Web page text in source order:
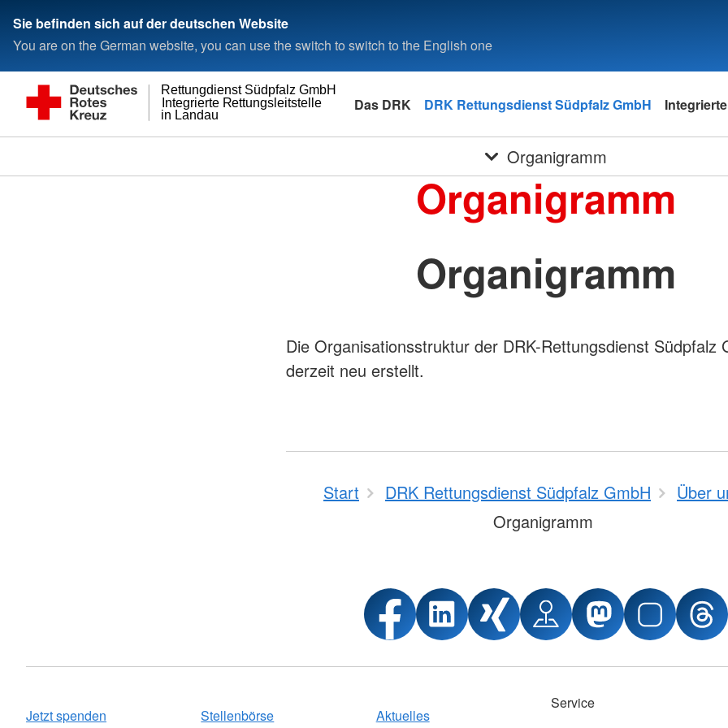
Sie befinden sich auf der deutschen Website
You are on the German website, you can use the switch to switch to the English one
in Landau
Integrierte Rettungsleitstelle
Rettungdienst Südpfalz GmbH
Das DRK DRK Rettungsdienst Südpfalz GmbH
Organigramm
Organigramm
Organigramm
Die Organisationsstruktur der DRK-Rettungsdienst Südpfalz
derzeit neu erstellt.
Start DRK Rettungsdienst Südpfalz GmbH
Über
Organigramm
Jetzt spenden Stellenbörse Aktuelles
Service